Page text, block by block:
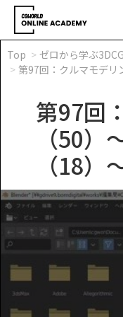
Top ゼロから学ぶ
第97回：クルマモデリ
第97回
（50
（18）